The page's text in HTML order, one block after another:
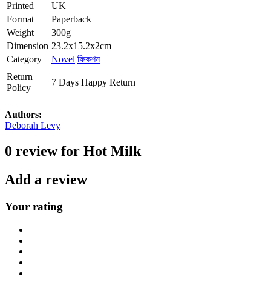
Printed
UK
Format
Paperback
Weight
300g
Dimension 23.2x15.2x2cm
Category
Novel ফিকশন
Return
Policy
7 Days Happy Return
Authors:
Deborah Levy
0 review for Hot Milk
Add a review
Your rating